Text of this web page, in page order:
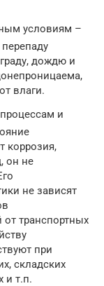
условиям –
дождю и
влаги.
и
коррозия,
он не
не зависят
от транспортных
при
складских
и т.п.